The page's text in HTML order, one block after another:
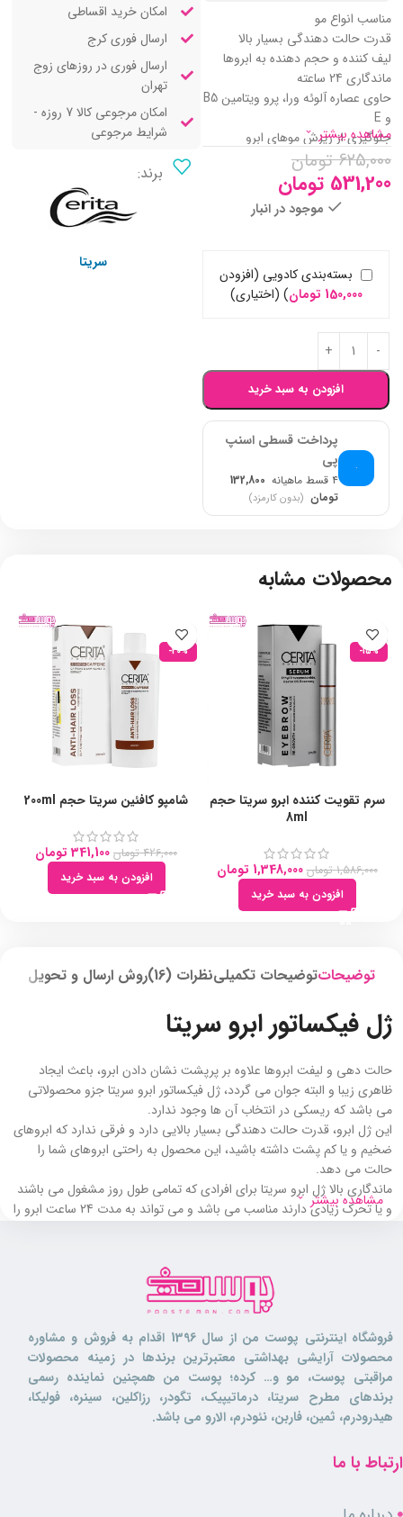
مناسب انواع مو
قدرت حالت دهندگی بسیار بالا
لیف کننده و حجم دهنده به ابروها
ماندگاری 24 ساعته
حاوی عصاره آلوئه ورا، پرو ویتامین B5
و E
جلوگیری از ریزش موهای ابرو
شاداب کننده و درخشان کننده ابرو
ضد التهاب و ضد حساسیت
سرشار از آنتی اکسیدان
دارای برس مخصوص
مشاهده بیشتر
625,000 تومان
531,200 تومان
موجود در انبار
بسته‌بندی کادویی (افزودن
150,000 تومان) (اختیاری)
افزودن به سبد خرید
پرداخت قسطی اسنپ
پی
۴ قسط ماهیانه
132,800
تومان (بدون کارمزد)
امکان خرید اقساطی
ارسال فوری کرج
ارسال فوری در روزهای زوج
تهران
امکان مرجوعی کالا 7 روزه -
شرایط مرجوعی
برند:
سریتا
محصولات مشابه
-15%
سرم تقویت کننده ابرو سریتا حجم
8ml
1,586,000 تومان 1,348,000 تومان
افزودن به سبد خرید
-20%
شامپو کافئین سریتا حجم 200ml
426,000 تومان 341,100 تومان
افزودن به سبد خرید
توضیحاتتوضیحات تکمیلینظرات (16) روش ارسال و تحویل
ژل فیکساتور ابرو سریتا
حالت دهی و لیفت ابروها علاوه بر پرپشت نشان دادن ابرو، باعث ایجاد
ظاهری زیبا و البته جوان می گردد، ژل فیکساتور ابرو سریتا جزو محصولاتی
می باشد که ریسکی در انتخاب آن ها وجود ندارد.
این ژل ابرو، قدرت حالت دهندگی بسیار بالایی دارد و فرقی ندارد که ابروهای
ضخیم و یا کم پشت داشته باشید، این محصول به راحتی ابروهای شما را
حالت می دهد.
ماندگاری بالا ژل ابرو سریتا برای افرادی که تمامی طول روز مشغول می باشند
و یا تحرک زیادی دارند مناسب می باشد و می تواند به مدت 24 ساعت ابرو را
ژل ابرو سریتا حاوی عصاره آلوئه ورا می باشد که موهای ابرو را آبرسانی کرده و
آن، موهای ابرو را استحکام میبخشد و از ریزش ابرو ها جلوگیری می کند.
این محصول شاداب کننده و درخشان کننده ابروها بوده و به ترمیم و نوسازی
سلول های مو و پوست کمک می نماید.
باعث بروز التهاب، خارش و یا سوزش پوست نمی گردد و برای تمامی سنین
نیز قابل استفاده می باشد. همچنین حاوی ویتامین E است که منبع غنی از
ترکیبات آنتی اکسیدانی بوده و از موها در برابر رادیکال های آزاد محافظت می
مشاهده بیشتر
فروشگاه اینترنتی پوست من از سال 1396 اقدام به فروش و مشاوره
محصولات آرایشی بهداشتی معتبرترین برندها در زمینه محصولات
مراقبتی پوست، مو و… کرده؛ پوست من همچنین نماینده رسمی
برندهای مطرح سریتا، درماتیپیک، تگودر، رزاکلین، سینره، فولیکا،
هیدرودرم، ثمین، فاربن، نئودرم، الارو می باشد.
ارتباط با ما